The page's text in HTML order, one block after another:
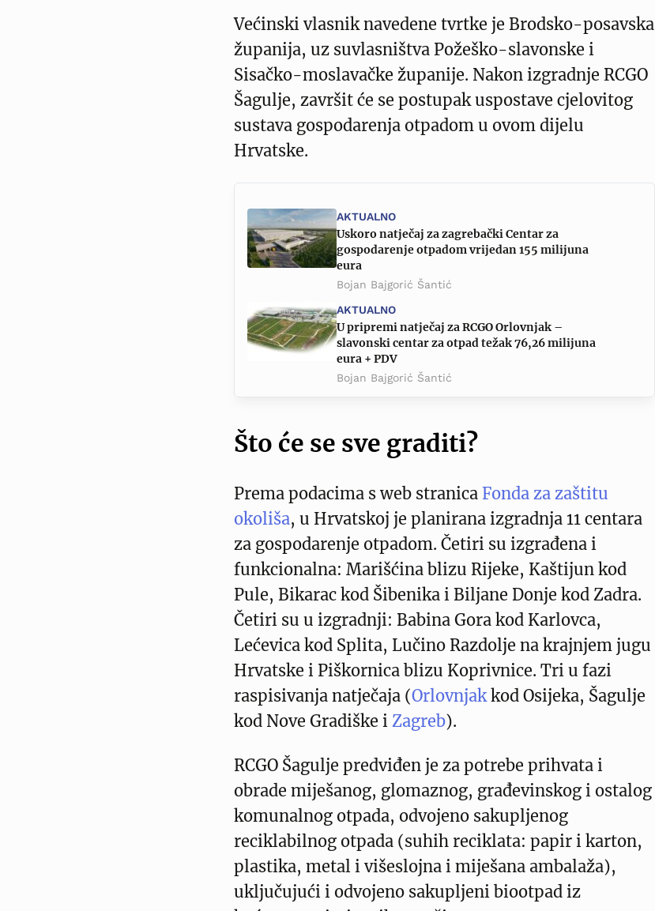
Većinski vlasnik navedene tvrtke je Brodsko-posavska
županija, uz suvlasništva Požeško-slavonske i
Sisačko-moslavačke županije. Nakon izgradnje RCGO
Šagulje, završit će se postupak uspostave cjelovitog
sustava gospodarenja otpadom u ovom dijelu
Hrvatske.
AKTUALNO
Uskoro natječaj za zagrebački Centar za
gospodarenje otpadom vrijedan 155 milijuna
eura
Bojan Bajgorić Šantić
AKTUALNO
U pripremi natječaj za RCGO Orlovnjak –
slavonski centar za otpad težak 76,26 milijuna
eura + PDV
Bojan Bajgorić Šantić
Što će se sve graditi?
Prema podacima s web stranica Fonda za zaštitu
okoliša, u Hrvatskoj je planirana izgradnja 11 centara
za gospodarenje otpadom. Četiri su izgrađena i
funkcionalna: Marišćina blizu Rijeke, Kaštijun kod
Pule, Bikarac kod Šibenika i Biljane Donje kod Zadra.
Četiri su u izgradnji: Babina Gora kod Karlovca,
Lećevica kod Splita, Lučino Razdolje na krajnjem jugu
Hrvatske i Piškornica blizu Koprivnice. Tri u fazi
raspisivanja natječaja (Orlovnjakkod Osijeka, Šagulje
kod Nove Gradiške i Zagreb).
RCGO Šagulje predviđen je za potrebe prihvata i
obrade miješanog, glomaznog, građevinskog i ostalog
komunalnog otpada, odvojeno sakupljenog
reciklabilnog otpada (suhih reciklata: papir i karton,
plastika, metal i višeslojna i miješana ambalaža),
uključujući i odvojeno sakupljeni biootpad iz